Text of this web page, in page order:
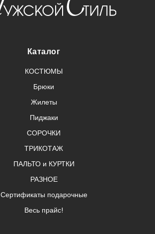
Каталог
КОСТЮМЫ
Брюки
Жилеты
Пиджаки
СОРОЧКИ
ТРИКОТАЖ
ПАЛЬТО и КУРТКИ
РАЗНОЕ
Сертификаты подарочные
Весь прайс!